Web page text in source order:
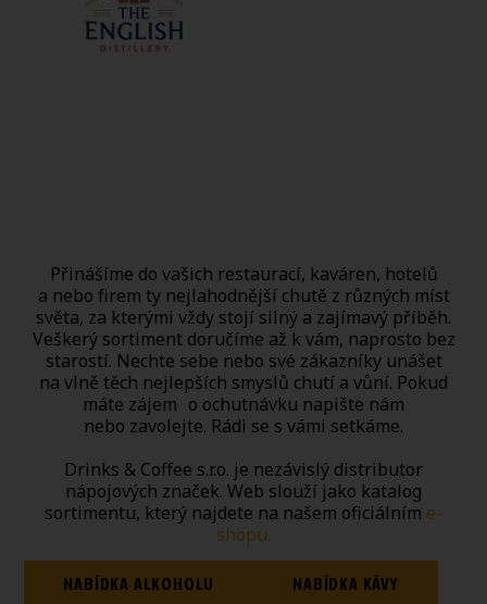
Přinášíme do vašich restaurací, kaváren, hotelů
a nebo firem ty nejlahodnější chutě z různých míst
světa, za kterými vždy stojí silný a zajímavý příběh.
Veškerý sortiment doručíme až k vám, naprosto bez
starostí. Nechte sebe nebo své zákazníky unášet
na vlně těch nejlepších smyslů chutí a vůní. Pokud
máte zájem o ochutnávku napište nám
nebo zavolejte. Rádi se s vámi setkáme.
Drinks & Coffee s.r.o. je nezávislý distributor
nápojových značek. Web slouží jako katalog
sortimentu, který najdete na našem oficiálním e-
shopu.
NABÍDKA ALKOHOLU NABÍDKA KÁVY